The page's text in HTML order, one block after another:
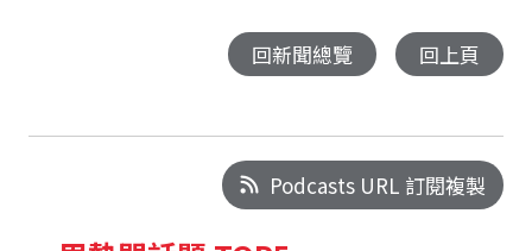
回新聞總覽 回上頁
Podcasts URL 訂閱複製